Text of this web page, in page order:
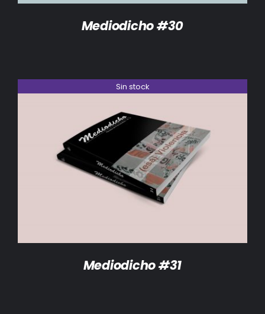
Mediodicho #30
Sin stock
DETALLES
Mediodicho #31